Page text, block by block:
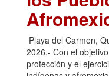
Playa del Carmen,
2026.- Con el
protección y el